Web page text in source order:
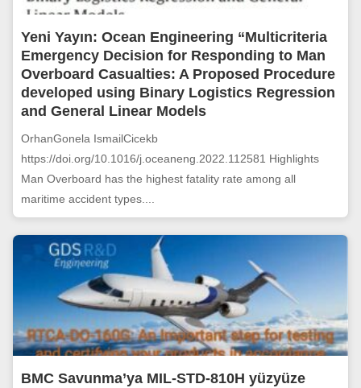
Yeni Yayın: Ocean Engineering “Multicriteria
Emergency Decision for Responding to Man
Overboard Casualties: A Proposed Procedure
developed using Binary Logistics Regression
and General Linear Models
OrhanGonela IsmailCicekb
https://doi.org/10.1016/j.oceaneng.2022.112581 Highlights
Man Overboard has the highest fatality rate among all
maritime accident types....
BMC Savunma’ya MIL-STD-810H yüzyüze